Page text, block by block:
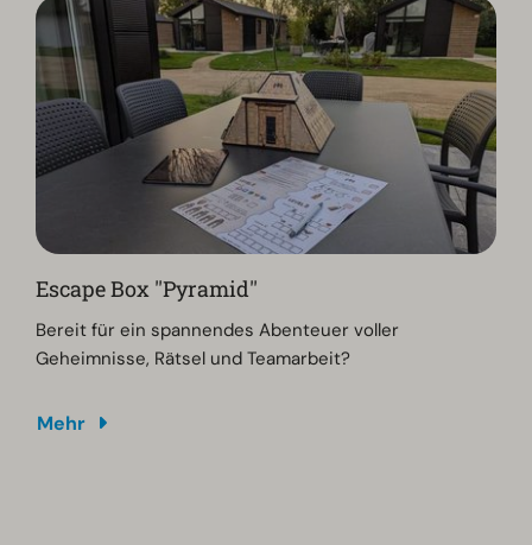
Escape Box ''Pyramid''
Bereit für ein spannendes Abenteuer voller
Geheimnisse, Rätsel und Teamarbeit?
Mehr